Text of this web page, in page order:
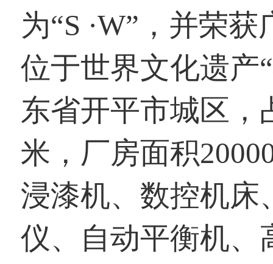
为“S ·W”，并荣
位于世界文化遗产
东省开平市城区，
米，厂房面积
浸漆机、数控机床
仪、自动平衡机、